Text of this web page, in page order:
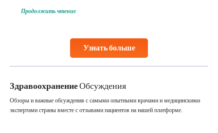
Узнать больше
globe are searching for treatments like angioplasty and
Studies, such as one published
Продолжить чтение
ЗдравоохранениеОбсуждения
Обзоры и важные обсуждения с самыми опытными врачами и медицинскими
экспертами страны вместе с отзывами пациентов на нашей платформе.